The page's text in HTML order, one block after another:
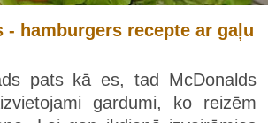
- hamburgers recepte ar gaļu
pats kā es, tad McDonalds
gardumi, ko reizēm